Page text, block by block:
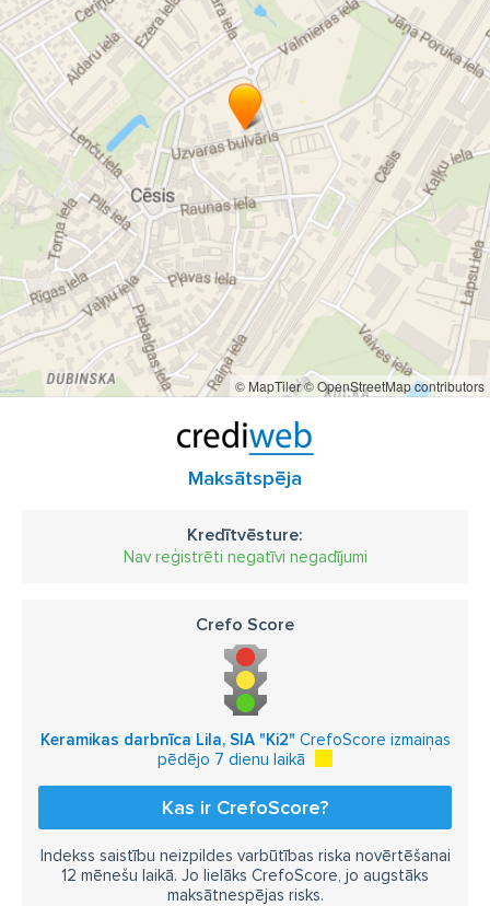
© MapTiler© OpenStreetMap contributors
Maksātspēja
Kredītvēsture:
Nav reģistrēti negatīvi negadījumi
Crefo Score
Keramikas darbnīca Lila, SIA "Ki2" CrefoScore izmaiņas
pēdējo 7 dienu laikā
Kas ir CrefoScore?
Indekss saistību neizpildes varbūtības riska novērtēšanai
12 mēnešu laikā. Jo lielāks CrefoScore, jo augstāks
maksātnespējas risks.